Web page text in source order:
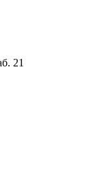
21